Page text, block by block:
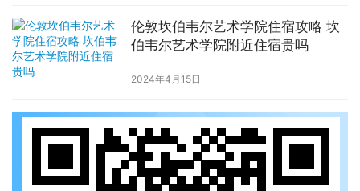
伦敦坎伯韦尔艺术学院住宿攻略 坎
伯韦尔艺术学院附近住宿贵吗
2024年4月15日